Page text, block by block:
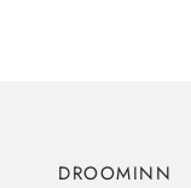
DROOMINN